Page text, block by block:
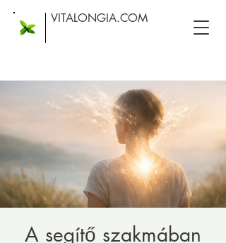
VITALONGIA.COM
A segítő szakmában